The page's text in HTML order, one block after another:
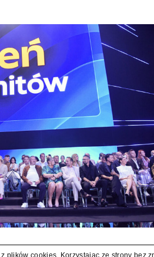
plików cookies. Korzystając ze strony bez